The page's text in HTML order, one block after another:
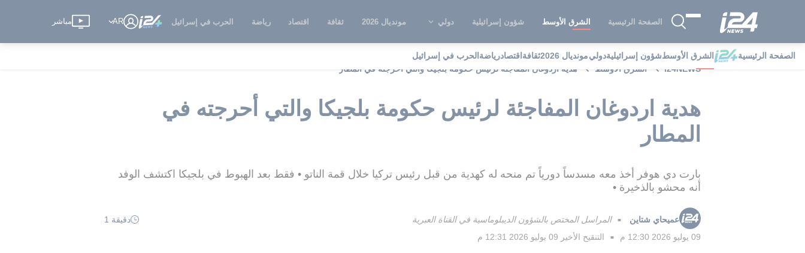
الصفحة الرئيسية الشرق الأوسط شؤون إسرائيلية دولي مونديال 2026 ثقافة اقتصاد رياضة الحرب في إسرائيل AR مباشر
الصفحة الرئيسية الشرق الأوسطشؤون إسرائيليةدوليمونديال 2026 ثقافة اقتصادرياضة الحرب في إسرائيل
i24NEWS
الشرق الأوسط هدية اردوغان المفاجئة لرئيس حكومة بلجيكا والتي أحرجته في المطار
هدية اردوغان المفاجئة لرئيس حكومة بلجيكا والتي أحرجته في
المطار
بارت دي هوفر أخذ معه مسدساً دورياً تم منحه له كهدية من قبل رئيس تركيا خلال قمة الناتو • فقط بعد الهبوط في بلجيكا اكتشف الوفد
أنه محشو بالذخيرة •
عميحاي شتاين ■المراسل المختص بالشؤون الديبلوماسية في القناة العبرية
دقيقة 1
09 يوليو 2026 12:30 م
■ التنقيح الأخير 09 يوليو 2026 12:31 م